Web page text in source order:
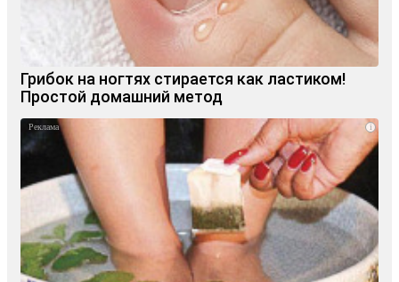
Грибок на ногтях стирается как ластиком!
Простой домашний метод
i